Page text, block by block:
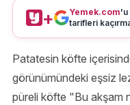
+ Yemek.com'u
tarifleri
Patatesin köfte
görünümündeki eşsiz
püreli köfte "Bu akşam